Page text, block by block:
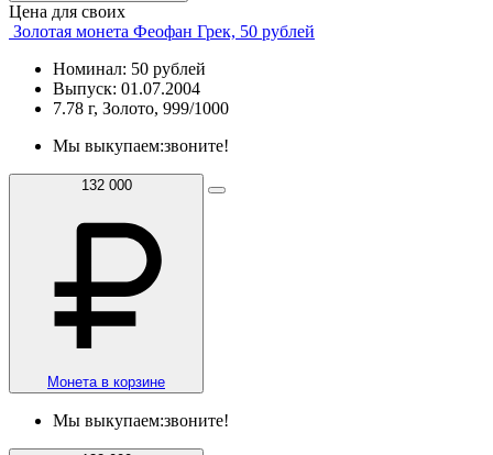
Цена для своих
Золотая монета Феофан Грек, 50 рублей
Номинал: 50 рублей
Выпуск: 01.07.2004
7.78 г, Золото, 999/1000
Мы выкупаем:звоните!
132 000
Монета в корзине
Мы выкупаем:звоните!